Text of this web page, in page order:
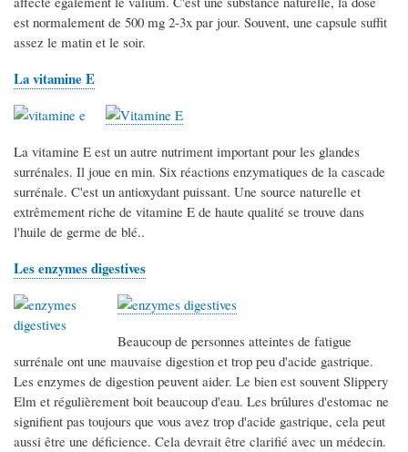
est normalement de 500 mg 2-3x par jour. Souvent, une capsule suffit
assez le matin et le soir.
La vitamine E
La vitamine E est un autre nutriment important pour les glandes
surrénales. Il joue en min. Six réactions enzymatiques de la cascade
surrénale. C'est un antioxydant puissant. Une source naturelle et
extrêmement riche de vitamine E de haute qualité se trouve dans
l'huile de germe de blé..
Les enzymes digestives
Beaucoup de personnes atteintes de fatigue
surrénale ont une mauvaise digestion et trop peu d'acide gastrique.
Les enzymes de digestion peuvent aider. Le bien est souvent Slippery
Elm et régulièrement boit beaucoup d'eau. Les brûlures d'estomac ne
signifient pas toujours que vous avez trop d'acide gastrique, cela peut
aussi être une déficience. Cela devrait être clarifié avec un médecin.